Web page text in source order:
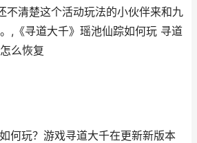
不清楚这个活动玩法的小伙伴来和九
,《寻道大千》瑶池仙踪如何玩 寻道
么恢复
何玩？游戏寻道大千在更新新版本